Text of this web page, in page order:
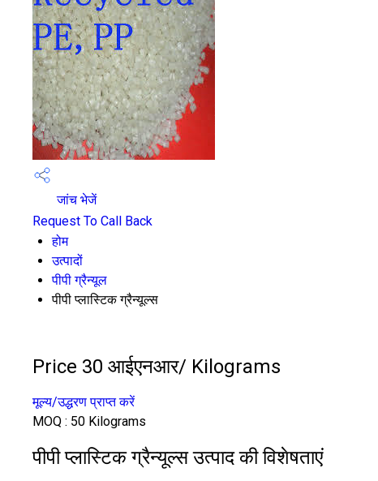
जांच भेजें
Request To Call Back
होम
उत्पादों
पीपी ग्रैन्यूल
पीपी प्लास्टिक ग्रैन्यूल्स
Price 30 आईएनआर/ Kilograms
मूल्य/उद्धरण प्राप्त करें
MOQ : 50 Kilograms
पीपी प्लास्टिक ग्रैन्यूल्स उत्पाद की विशेषताएं